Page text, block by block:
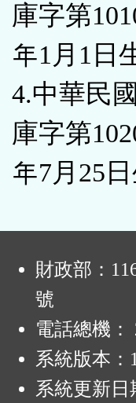
庫字第
年1月1日
4.中華民
庫字第
年7月25
財政部：
號
電話總機：
系統版本：
系統更新日